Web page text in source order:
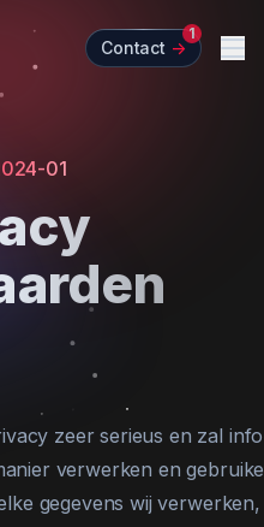
Contact ->
1
01
zeer serieus en zal
verwerken en
gegevens wij